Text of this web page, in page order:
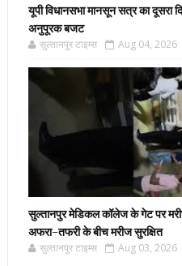
यूपी विधानसभा मानसून सत्र का दूसरा
अनुपूरक बजट
सुल्तानपुर टाइम्स Aug 04, 2026
सुल्तानपुर मेडिकल कॉलेज के गेट पर
अफरा-तफरी के बीच मरीज सुरक्षित
सुल्तानपुर टाइम्स Aug 03, 2026